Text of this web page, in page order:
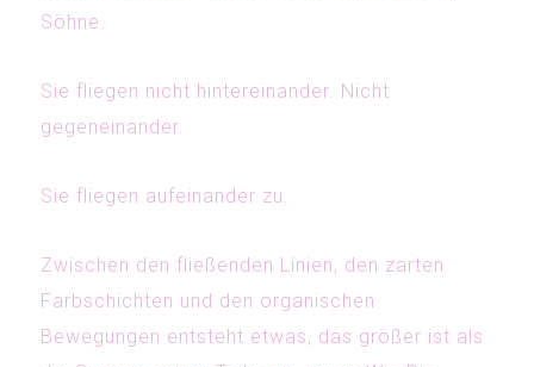
Söhne.
Sie fliegen nicht hintereinander. Nicht
gegeneinander.
Sie fliegen aufeinander zu.
Zwischen den fließenden Linien, den zarten
Farbschichten und den organischen
Bewegungen entsteht etwas, das größer ist als